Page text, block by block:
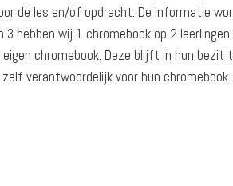
de les en/of opdracht. De informatie
3 hebben wij 1 chromebook op 2
eigen chromebook. Deze blijft in hun bezit
verantwoordelijk voor hun chromebook.